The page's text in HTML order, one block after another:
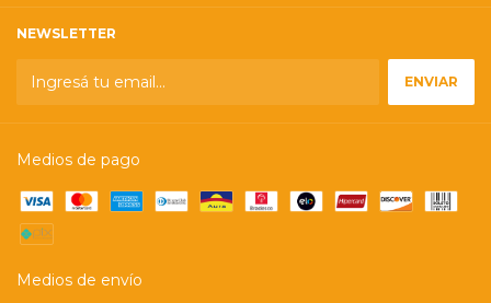
NEWSLETTER
Medios de pago
Medios de envío